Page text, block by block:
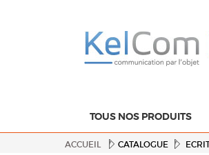
TOUS NOS PRODUITS
ACCUEIL CATALOGUE